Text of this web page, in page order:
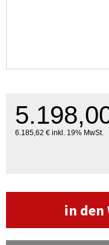
6.185,62 € inkl. 19% MwSt.
in den